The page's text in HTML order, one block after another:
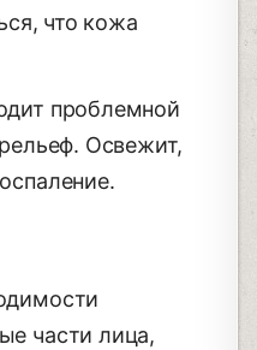
что кожа
проблемной
Освежит,
части лица,